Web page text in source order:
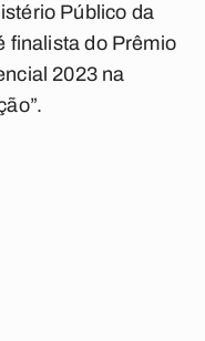
Público da
finalista do Prêmio
2023 na